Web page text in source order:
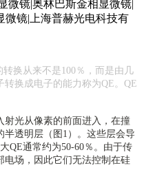
换从来不是100％，而是由几
换成电子的能力称为QE。QE
射光从像素的前面进入，在撞
半透明层（图 1）。这些层会导
QE通常约为50-60％。由于传
电场，因此它们无法控制在硅